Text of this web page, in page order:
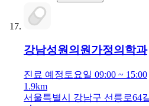
강남성원의원가정의학과
진료 예정 토요일 09:00 ~ 15:00
1.9km
서울특별시 강남구 선릉로64